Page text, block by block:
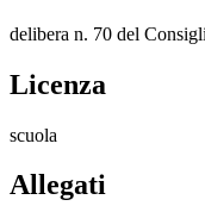
delibera n. 70 del
Licenza
scuola
Allegati